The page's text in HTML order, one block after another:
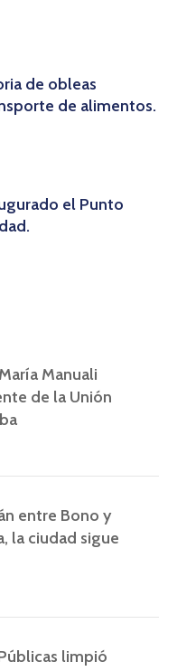
de obleas
de alimentos.
el Punto
Manuali
de la Unión
entre Bono y
la ciudad sigue
limpió